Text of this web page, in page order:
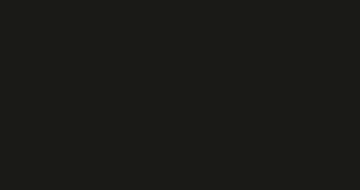
decisão contra
para nos
é pouca
voleibol